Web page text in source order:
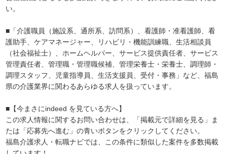
い。
■「介護職員（施設系、通所系、訪問系）、看護師・准看護師、看
護助手、ケアマネージャー、リハビリ・機能訓練職、生活相談員
（社会福祉士）、ホームヘルパー、サービス提供責任者、サービス
管理責任者、管理職・管理職候補、管理栄養士・栄養士、調理師・
調理スタッフ、児童指導員、生活支援員、受付・事務」など、福島
県の介護業界に関わるあらゆる求人を扱っています。
■【今まさにindeed を見ている方へ】
この求人情報に関するお問い合わせは、「掲載元で詳細を見る」ま
たは「応募先へ進む」の青いボタンをクリックしてください。
福島介護求人・転職ナビでは、この条件に類似した案件を多数掲載